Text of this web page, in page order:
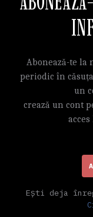
Abonează-te
periodic în
un
crează un cont
Ești deja